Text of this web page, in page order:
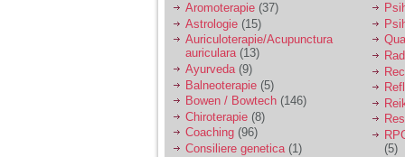
Sunt casatorita, am
31 de ani si un copil in
varsta de 2 ani care
mi-e lumina ochilor.
De ceva timp simt ca
mi s-a adunat
oboseala, o oboseala
cronica de care nu pot
scapa si simt ca din
cauza ei nu pot
Aromoterapie (37)
Astrologie (15)
Auriculoterapie/Acupunctura
auriculara(13)
Ayurveda(9)
Balneoterapie (5)
Bowen / Bowtech (146)
Chiroterapie (8)
Coaching (96)
Consiliere genetica(1)
(5)